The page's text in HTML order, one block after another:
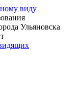
виду
Ульяновска